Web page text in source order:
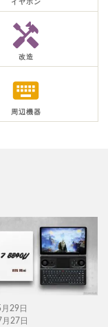
イヤホン
handyman
改造
keyboard
周辺機器
29日
27日